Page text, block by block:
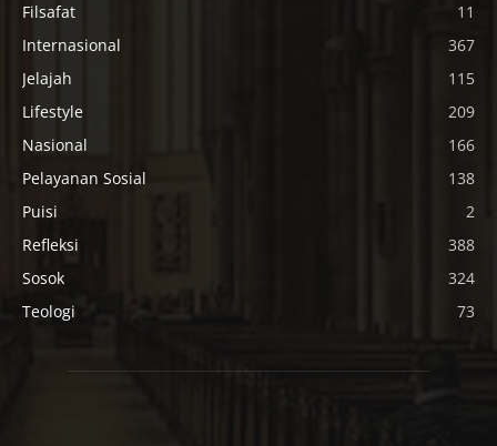
Filsafat
11
Internasional
367
Jelajah
115
Lifestyle
209
Nasional
166
Pelayanan Sosial
138
Puisi
2
Refleksi
388
Sosok
324
Teologi
73